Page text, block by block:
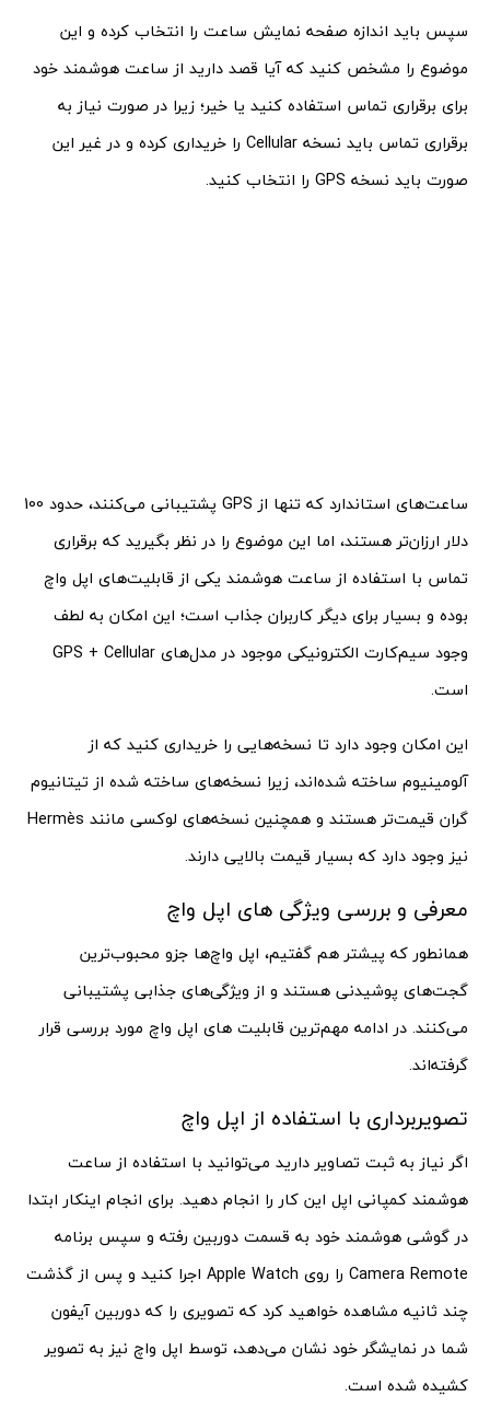
سپس باید اندازه صفحه نمایش ساعت را انتخاب کرده و این
موضوع را مشخص کنید که آیا قصد دارید از ساعت هوشمند خود
برای برقراری تماس استفاده کنید یا خیر؛ زیرا در صورت نیاز به
برقراری تماس باید نسخه Cellular را خریداری کرده و در غیر این
صورت باید نسخه GPS را انتخاب کنید.
ساعت‌های استاندارد که تنها از GPS پشتیبانی می‌کنند، حدود 100
دلار ارزان‌تر هستند، اما این موضوع را در نظر بگیرید که برقراری
تماس با استفاده از ساعت هوشمند یکی از قابلیت‌های اپل واچ
بوده و بسیار برای دیگر کاربران جذاب است؛ این امکان به لطف
وجود سیم‌کارت الکترونیکی موجود در مدل‌های GPS + Cellular
است.
این امکان وجود دارد تا نسخه‌هایی را خریداری کنید که از
آلومینیوم ساخته شده‌اند، زیرا نسخه‌های ساخته شده از تیتانیوم
گران قیمت‌تر هستند و همچنین نسخه‌های لوکسی مانند Hermès
نیز وجود دارد که بسیار قیمت بالایی دارند.
معرفی و بررسی ویژگی های اپل واچ
همانطور که پیشتر هم گفتیم، اپل واچ‌ها جزو محبوب‌ترین
گجت‌های پوشیدنی هستند و از ویژگی‌های جذابی پشتیبانی
می‌کنند. در ادامه مهم‌ترین قابلیت های اپل واچ مورد بررسی قرار
گرفته‌اند.
تصویربرداری با استفاده از اپل واچ
اگر نیاز به ثبت تصاویر دارید می‌توانید با استفاده از ساعت
هوشمند کمپانی اپل این کار را انجام دهید. برای انجام اینکار ابتدا
در گوشی هوشمند خود به قسمت دوربین رفته و سپس برنامه
Camera Remote را روی Apple Watch اجرا کنید و پس از گذشت
چند ثانیه مشاهده خواهید کرد که تصویری را که دوربین آیفون
شما در نمایشگر خود نشان می‌دهد، توسط اپل واچ نیز به تصویر
کشیده شده است.